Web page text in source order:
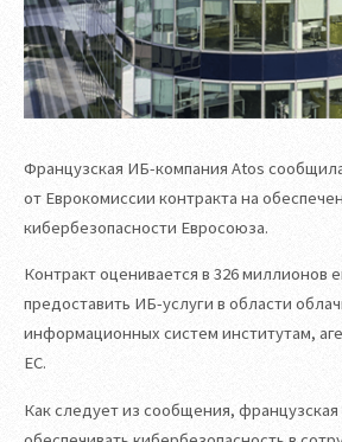
Французская ИБ-компания Atos
от Еврокомиссии контракта на
кибербезопасности Евросоюза.
Контракт оценивается в 326 миллионов
предоставить ИБ-услуги в области
информационных систем институтам,
ЕС.
Как следует из сообщения,